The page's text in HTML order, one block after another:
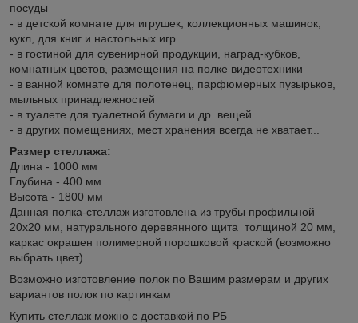
посуды
- в детской комнате для игрушек, коллекционных машинок,
кукл, для книг и настольных игр
- в гостиной для сувенирной продукции, наград-кубков,
комнатных цветов, размещения на полке видеотехники
- в ванной комнате для полотенец, парфюмерных пузырьков,
мыльных принадлежностей
- в туалете для туалетной бумаги и др. вещей
- в других помещениях, мест хранения всегда не хватает...
Размер стеллажа:
Длина - 1000 мм
Глубина - 400 мм
Высота - 1800 мм
Данная полка-стеллаж изготовлена из трубы профильной
20х20 мм, натурального деревянного щита толщиной 20 мм,
каркас окрашен полимерной порошковой краской (возможно
выбрать цвет)
Возможно изготовление полок по Вашим размерам и других
вариантов полок по картинкам
Купить стеллаж можно с доставкой по РБ